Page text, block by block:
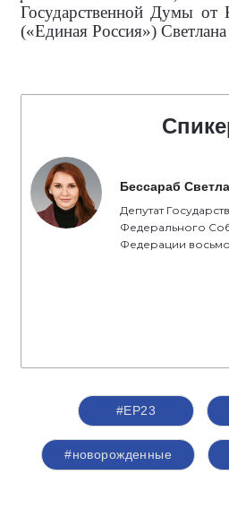
Государственной Думы от
(«Единая Россия») Светлана
Бессараб
Депутат
Федерального
Федерации
#ЕР23
#новорожденные